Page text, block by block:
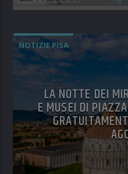
NOTIZIE PISA
LA NOTTE DEI
E MUSEI DI